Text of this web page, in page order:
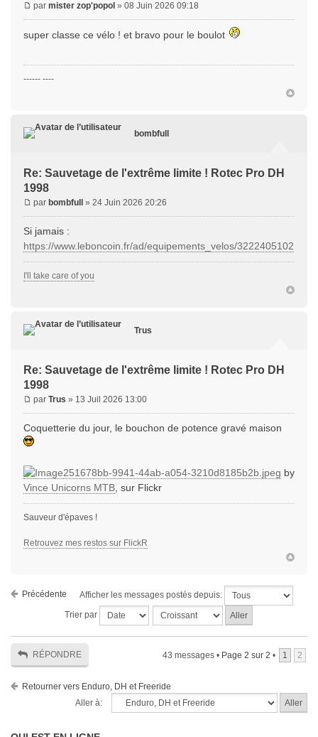
par mister zop'popol » 08 Juin 2026 09:18
super classe ce vélo ! et bravo pour le boulot
------ ----
bombfull
Re: Sauvetage de l'extrême limite ! Rotec Pro DH
1998
par bombfull » 24 Juin 2026 20:26
Si jamais :
https://www.leboncoin.fr/ad/equipements_velos/3222405102
I'll take care of you
Trus
Re: Sauvetage de l'extrême limite ! Rotec Pro DH
1998
par Trus » 13 Juil 2026 13:00
Coquetterie du jour, le bouchon de potence gravé maison
251678bb-9941-44ab-a054-3210d8185b2b.jpeg by
Vince Unicorns MTB , sur Flickr
Sauveur d'épaves !
Retrouvez mes restos sur FlickR
Précédente
Afficher les messages postés depuis:
Trier par
RÉPONDRE 43 messages • Page 2 sur 2 • 1 2
Retourner vers Enduro, DH et Freeride
Aller à: